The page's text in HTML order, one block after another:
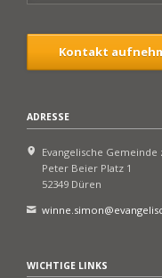
Kontakt
ADRESSE
Evangelische Gemeinde
Peter Beier Platz 1
52349 Düren
WICHTIGE LINKS